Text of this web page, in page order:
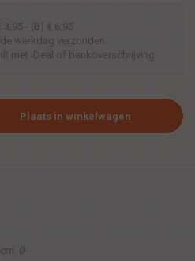
- (B) € 6,95
werkdag verzonden
met iDeal of bankoverschrijving
Plaats in winkelwagen
Ø